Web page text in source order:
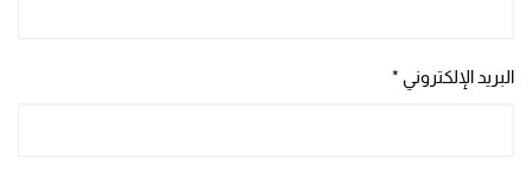
البريد الإلكتروني *